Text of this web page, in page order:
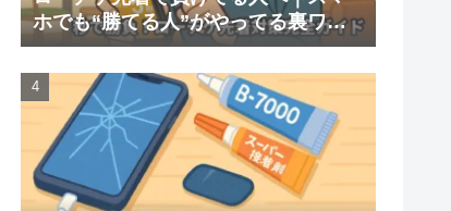
ホでも“勝てる人”がやってる裏ワザ
全部公開